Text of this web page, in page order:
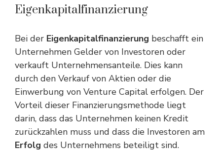
Eigenkapitalfinanzierung
Bei der Eigenkapitalfinanzierung beschafft ein
Unternehmen Gelder von Investoren oder
verkauft Unternehmensanteile. Dies kann
durch den Verkauf von Aktien oder die
Einwerbung von Venture Capital erfolgen. Der
Vorteil dieser Finanzierungsmethode liegt
darin, dass das Unternehmen keinen Kredit
zurückzahlen muss und dass die Investoren am
Erfolg des Unternehmens beteiligt sind.